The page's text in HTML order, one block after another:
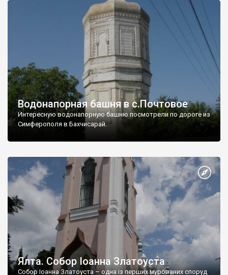
Водонапорная башня в с.Почтовое
Интересную водонапорную башню посмотрели по дороге из
Симферополя в Бахчисарай.
Ялта. Собор Іоанна Златоуста
Собор Іоанна Златоуста – одна із перших мурованих споруд